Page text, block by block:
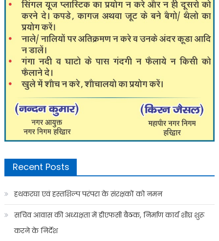
Recent Posts
हथकरघा एवं हस्तशिल्प परंपरा के संरक्षकों को नमन
सचिव आवास की अध्यक्षता में डीएफसी बैठक, निर्माण कार्य शीघ्र शुरू
करने के निर्देश